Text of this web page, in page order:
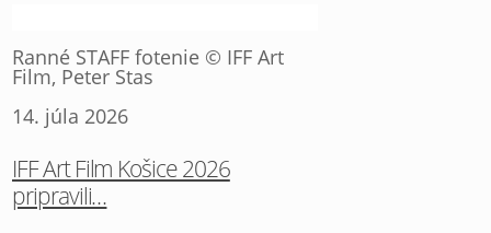
Ranné STAFF fotenie © IFF Art
Film, Peter Stas
14. júla 2026
IFF Art Film Košice 2026
pripravili…